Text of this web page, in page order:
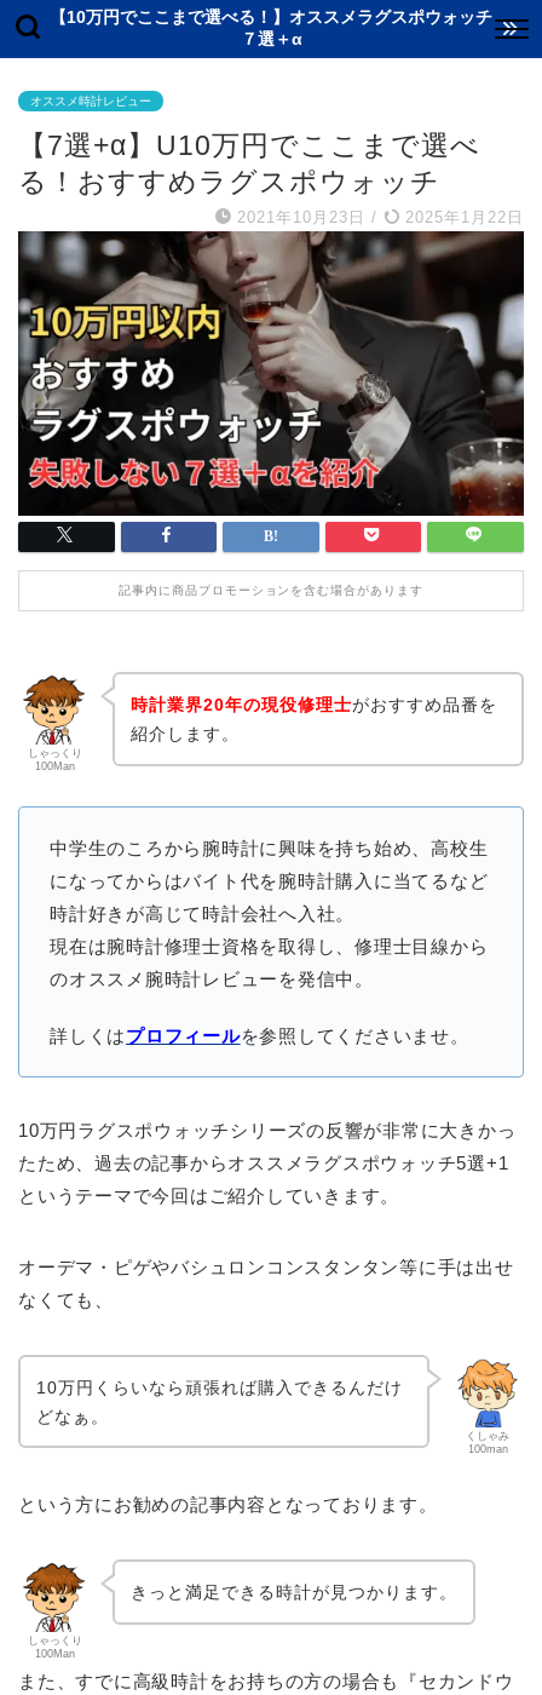
【10万円でここまで選べる！】オススメラグスポウォッチ
７選＋α
オススメ時計レビュー
【7選+α】U10万円でここまで選べ
る！おすすめラグスポウォッチ
2021年10月23日 / 2025年1月22日
記事内に商品プロモーションを含む場合があります
しゃっくり
100Man
時計業界20年の現役修理士がおすすめ品番を
紹介します。
中学生のころから腕時計に興味を持ち始め、高校生
になってからはバイト代を腕時計購入に当てるなど
時計好きが高じて時計会社へ入社。
現在は腕時計修理士資格を取得し、修理士目線から
のオススメ腕時計レビューを発信中。
詳しくはプロフィールを参照してくださいませ。
10万円ラグスポウォッチシリーズの反響が非常に大きかっ
たため、過去の記事からオススメラグスポウォッチ5選+1
というテーマで今回はご紹介していきます。
オーデマ・ピゲやバシュロンコンスタンタン等に手は出せ
なくても、
くしゃみ
100man
10万円くらいなら頑張れば購入できるんだけ
どなぁ。
という方にお勧めの記事内容となっております。
しゃっくり
100Man
きっと満足できる時計が見つかります。
また、すでに高級時計をお持ちの方の場合も『セカンドウ